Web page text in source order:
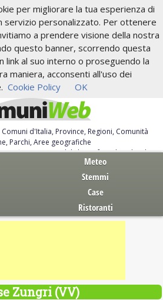
per migliorare la tua esperienza di
servizio personalizzato. Per ottenere
a prendere visione della nostra
questo banner, scorrendo questa
link al suo interno o proseguendo la
maniera, acconsenti all'uso dei
Cookie Policy OK
d'Italia, Province, Regioni, Comunità
Parchi, Aree geografiche
moduli, leggi, free download
Meteo
Stemmi
Case
Ristoranti
Zungri (VV)